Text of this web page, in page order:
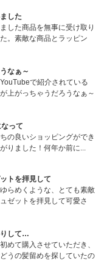
した
した商品を無事に受け取り
。素敵な商品とラッピン
なぁ～
で紹介されている
上がっちゃうだろうなぁ～
って
の良いショッピングができ
りました！何年か前に...
トを拝見して
らめくような、とても素敵
ゼットを拝見して可愛さ
りして…
めて購入させていただき、
うの髪留めを探していたの